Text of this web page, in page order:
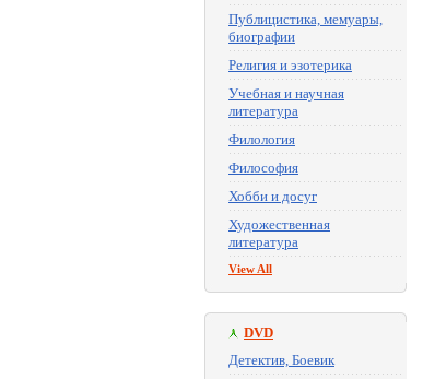
Публицистика, мемуары,
биографии
Религия и эзотерика
Учебная и научная
литература
Филология
Философия
Хобби и досуг
Художественная
литература
View All
DVD
Детектив, Боевик